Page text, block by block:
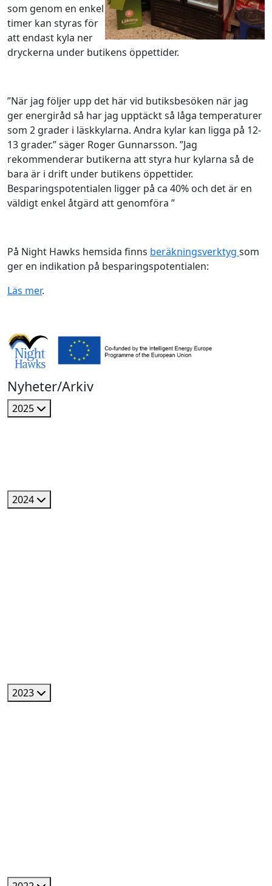
som genom en enkel
timer kan styras för
att endast kyla ner
dryckerna under butikens öppettider.
”När jag följer upp det här vid butiksbesöken när jag
ger energiråd så har jag upptäckt så låga temperaturer
som 2 grader i läskkylarna. Andra kylar kan ligga på 12-
13 grader.” säger Roger Gunnarsson. ”Jag
rekommenderar butikerna att styra hur kylarna så de
bara är i drift under butikens öppettider.
Besparingspotentialen ligger på ca 40% och det är en
väldigt enkel åtgärd att genomföra ”
På Night Hawks hemsida finns beräkningsverktyg som
ger en indikation på besparingspotentialen:
Läs mer.
Nyheter/Arkiv
2025
2024
2023